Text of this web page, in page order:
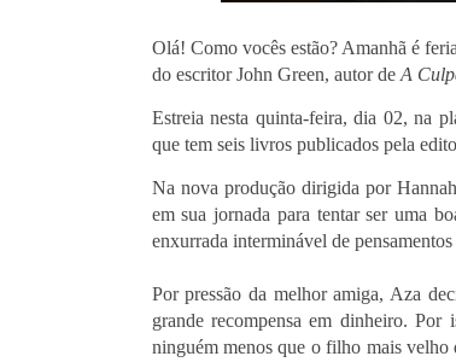
Olá! Como vocês estão? Amanhã é
do escritor John Green, autor de A
Estreia nesta quinta-feira, dia 02, na
que tem seis livros publicados pela
Na nova produção dirigida por
em sua jornada para tentar ser uma
enxurrada interminável de
Por pressão da melhor amiga, Aza
grande recompensa em dinheiro.
ninguém menos que o filho mais